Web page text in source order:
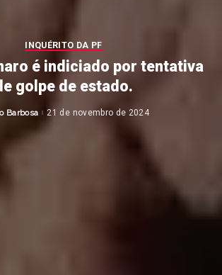
INQUÉRITO DA PF
é indiciado por tentativa
golpe de estado.
Barbosa 21 de novembro de 2024